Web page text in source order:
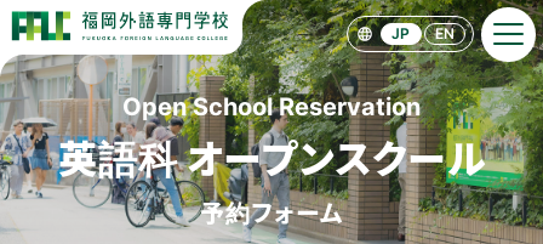
C
［
福
岡
外
語
専
門
学
JP EN
Open School Reservation
英語科 オープンスクール
予約フォーム